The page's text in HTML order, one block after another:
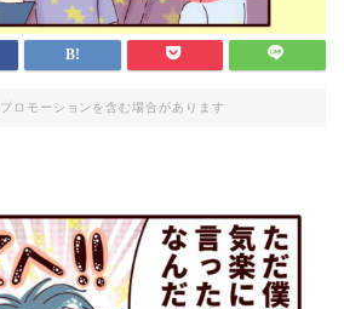
ロモーションを含む場合があります